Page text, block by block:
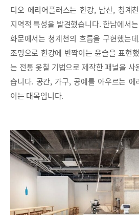
디오 에리어플러스는 한강, 남산, 청계
지역적 특성을 발견했습니다. 한남에서
화문에서는 청계천의 흐름을 구현했는
조명으로 한강에 반짝이는 윤슬을 표현
는 전통 옻칠 기법으로 제작한 패널을 사
습니다. 공간, 가구, 공예를 아우르는 에
이는 대목입니다.